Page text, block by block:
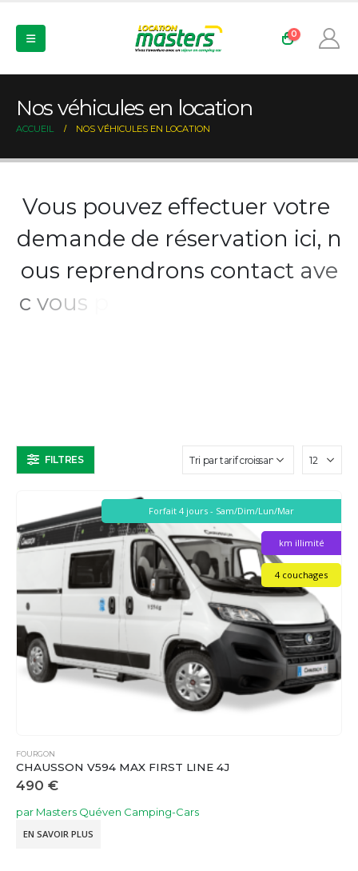
0
Nos véhicules en location
ACCUEIL NOS VÉHICULES EN LOCATION
Vous pouvez effectuer votre
demande de réservation ici, n
ous reprendrons contact ave
c vous
FILTRES
4 couchages
Forfait 4 jours - Sam/Dim/Lun/Mar
km illimité
FOURGON
CHAUSSON V594 MAX FIRST LINE 4J
490 €
par Masters Quéven Camping-Cars
EN SAVOIR PLUS